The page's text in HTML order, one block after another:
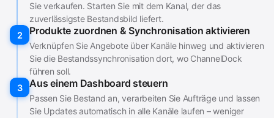
Sie verkaufen. Starten Sie mit dem Kanal, der das
zuverlässigste Bestandsbild liefert.
2
Produkte zuordnen & Synchronisation aktivieren
Verknüpfen Sie Angebote über Kanäle hinweg und aktivieren
Sie die Bestandssynchronisation dort, wo ChannelDock
führen soll.
3
Aus einem Dashboard steuern
Passen Sie Bestand an, verarbeiten Sie Aufträge und lassen
Sie Updates automatisch in alle Kanäle laufen – weniger